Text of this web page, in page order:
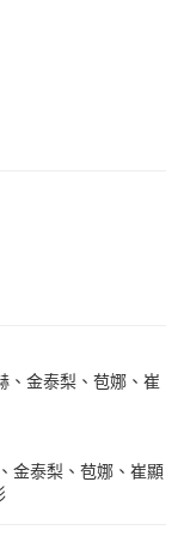
、金泰梨、苞娜、崔
金泰梨、苞娜、崔顯